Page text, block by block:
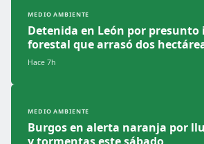
MEDIO AMBIENTE
Detenida en León por presunto
forestal que arrasó dos
Hace 7h
MEDIO AMBIENTE
Burgos en alerta naranja por